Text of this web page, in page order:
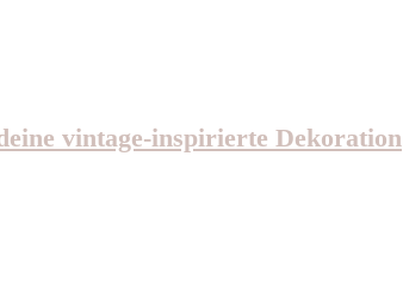
vintage-inspirierte Dekoration